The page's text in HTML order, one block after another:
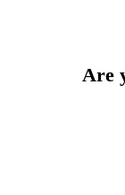
Are